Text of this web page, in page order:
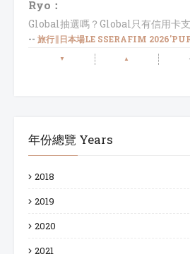
Ryo：
Global抽選嗎？Global只有信用卡
-- 旅行∥日本場LE SSERAFIM
▼ ▲
年份總覽 Years
2018
2019
2020
2021